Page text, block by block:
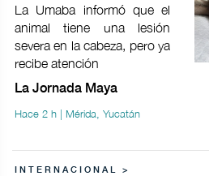
La Umaba informó que el
animal tiene una lesión
severa en la cabeza, pero ya
recibe atención
La Jornada Maya
Hace 2 h | Mérida, Yucatán
INTERNACIONAL >